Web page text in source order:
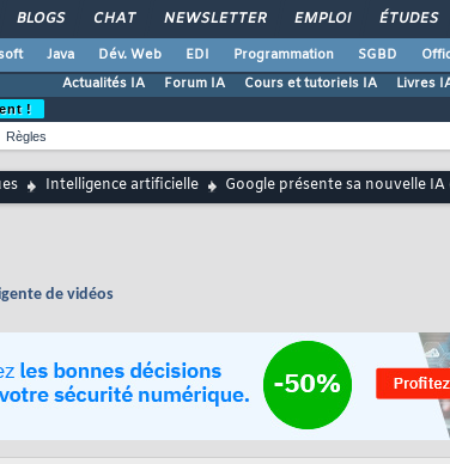
BLOGS CHAT NEWSLETTER EMPLOI ÉTUDES
Java Dév. Web EDI Programmation SGBD
Actualités IA
Forum IA Cours et tutoriels IA Livres
!
Règles
Intelligence artificielle Google présente sa nouvelle
de vidéos